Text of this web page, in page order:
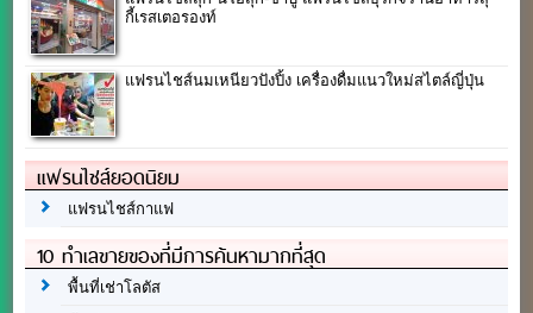
กี้เรสเตอรองท์
แฟรนไชส์นมเหนียวปังปิ้ง เครื่องดื่มแนวใหม่สไตล์ญี่ปุ่น
แฟรนไชส์ยอดนิยม
แฟรนไชส์กาแฟ
10 ทำเลขายของที่มีการค้นหามากที่สุด
พื้นที่เช่าโลตัส